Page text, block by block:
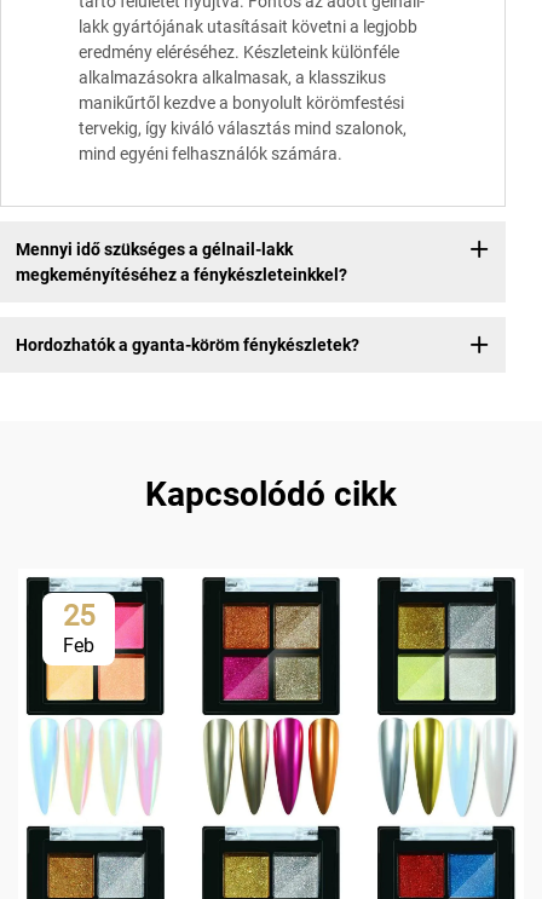
lakk gyártójának utasításait követni a legjobb
eredmény eléréséhez. Készleteink különféle
alkalmazásokra alkalmasak, a klasszikus
manikűrtől kezdve a bonyolult körömfestési
tervekig, így kiváló választás mind szalonok,
mind egyéni felhasználók számára.
Mennyi idő szükséges a gélnail-lakk
megkeményítéséhez a fénykészleteinkkel?
Hordozhatók a gyanta-köröm fénykészletek?
Kapcsolódó cikk
25
Feb